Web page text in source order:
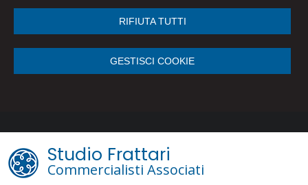
RIFIUTA TUTTI
GESTISCI COOKIE
Studio Frattari
Commercialisti Associati